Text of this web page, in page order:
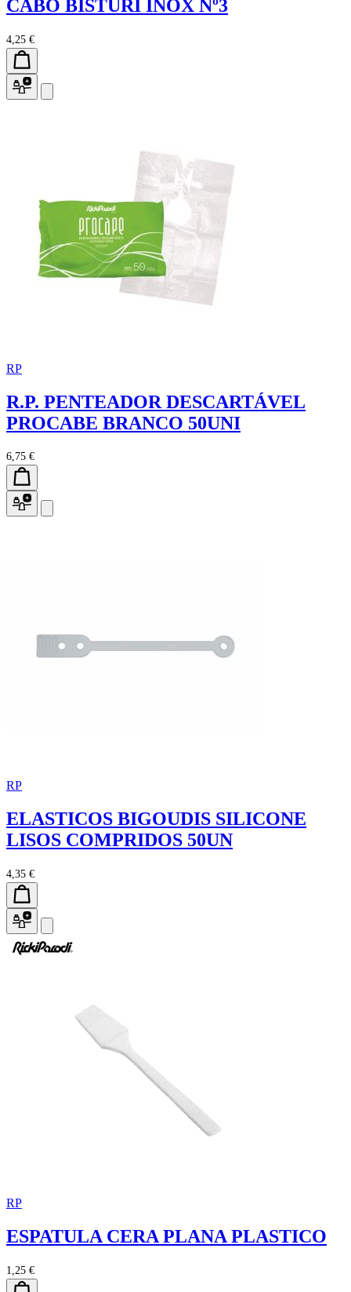
CABO BISTURI INOX Nº3
4,25 €
RP
R.P. PENTEADOR DESCARTÁVEL
PROCABE BRANCO 50UNI
6,75 €
RP
ELASTICOS BIGOUDIS SILICONE
LISOS COMPRIDOS 50UN
4,35 €
RP
ESPATULA CERA PLANA PLASTICO
1,25 €